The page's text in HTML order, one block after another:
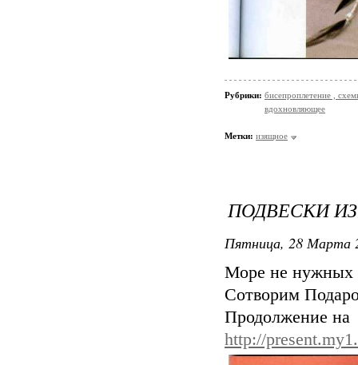
Рубрики: бисепроплетение ,
вдохновляющее
Метки: изящное
ПОДВЕСКИ
Пятница, 28 Марта
Море не нужных
Сотворим
Продолжение на
http://